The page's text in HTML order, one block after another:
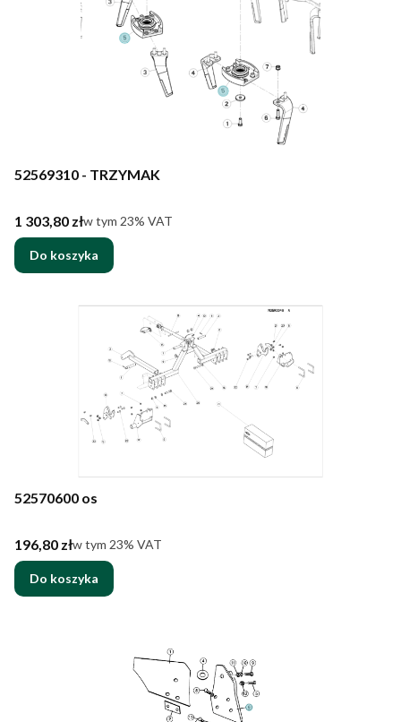
52569310 - TRZYMAK
Cena brutto
1 303,80 złw tym %s VAT
w tym 23% VAT
Do koszyka
52570600 os
Cena brutto
196,80 złw tym %s VAT
w tym 23% VAT
Do koszyka